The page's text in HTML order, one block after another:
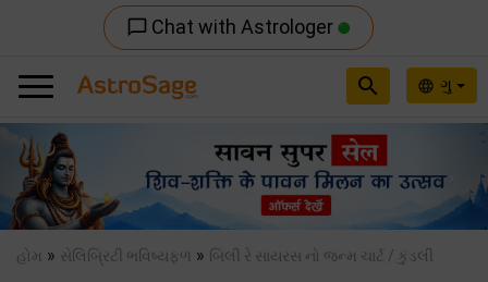
chat_bubble_outline Chat with Astrologer
language ગુ
search
Previous
હોમ » સેલિબ્રિટી ભવિષ્યફળ » બિલી રે સાયરસ નો જન્મ ચાર્ટ / કુંડલી